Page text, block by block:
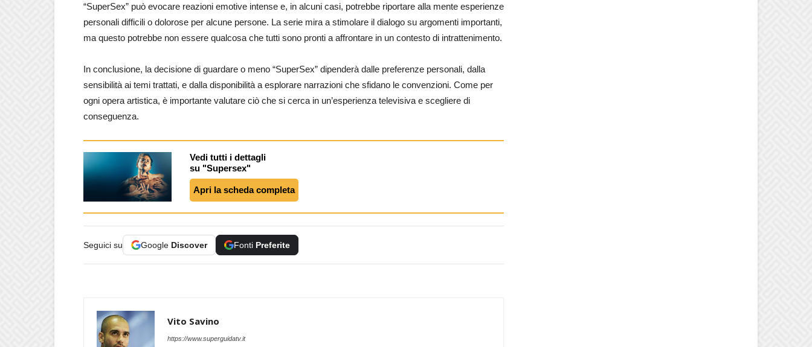
“SuperSex” può evocare reazioni emotive intense e, in alcuni casi, potrebbe riportare alla mente esperienze
personali difficili o dolorose per alcune persone. La serie mira a stimolare il dialogo su argomenti importanti,
ma questo potrebbe non essere qualcosa che tutti sono pronti a affrontare in un contesto di intrattenimento.
In conclusione, la decisione di guardare o meno “SuperSex” dipenderà dalle preferenze personali, dalla
sensibilità ai temi trattati, e dalla disponibilità a esplorare narrazioni che sfidano le convenzioni. Come per
ogni opera artistica, è importante valutare ciò che si cerca in un’esperienza televisiva e scegliere di
conseguenza.
Vedi tutti i dettagli
su "Supersex"
Apri la scheda completa
Seguici su Google Discover Fonti Preferite
Vito Savino
https://www.superguidatv.it